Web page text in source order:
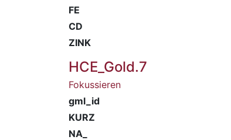
FE
CD
ZINK
HCE_Gold.7
Fokussieren
gml_id
KURZ
NA_